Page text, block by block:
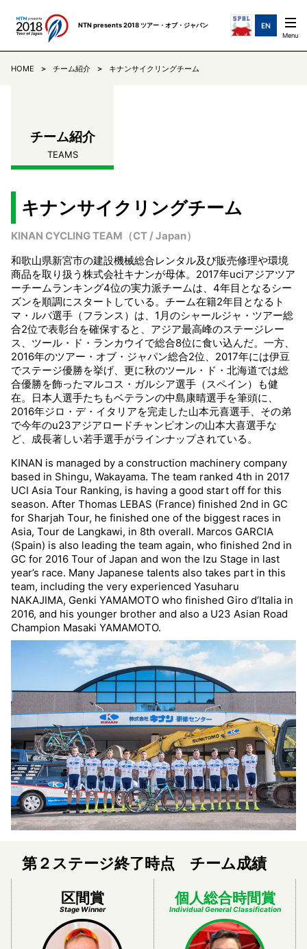
NTN presents 2018 ツアー・オブ・ジャパン
ステージ紹介 STAGES
ニュース
RESULTS
コミュニケ COMMUNIQUE
TOJについて ABOUT
観戦について GUIDE
過去の大会 HISTORY
オンラインショップ ONLINE SHOP
Twitter Twitter
Facebook Facebook
HOME チーム紹介 キナンサイクリングチーム
チーム紹介
TEAMS
キナンサイクリングチーム
KINAN CYCLING TEAM（CT / Japan）
和歌山県新宮市の建設機械総合レンタル及び販売修理や環境
商品を取り扱う株式会社キナンが母体。2017年uciアジアツア
ーチームランキング4位の実力派チームは、4年目となるシー
ズンを順調にスタートしている。チーム在籍2年目となるト
マ・ルバ選手（フランス）は、1月のシャールジャ・ツアー総
合2位で表彰台を確保すると、アジア最高峰のステージレー
ス、ツール・ド・ランカウイで総合8位に食い込んだ。一方、
2016年のツアー・オブ・ジャパン総合2位、2017年には伊豆
でステージ優勝を挙げ、更に秋のツール・ド・北海道では総
合優勝を飾ったマルコス・ガルシア選手（スペイン）も健
在。日本人選手たちもベテランの中島康晴選手を筆頭に、
2016年ジロ・デ・イタリアを完走した山本元喜選手、その弟
で今年のu23アジアロードチャンピオンの山本大喜選手な
ど、成長著しい若手選手がラインナップされている。
KINAN is managed by a construction machinery company
based in Shingu, Wakayama. The team ranked 4th in 2017
UCI Asia Tour Ranking, is having a good start off for this
season. After Thomas LEBAS (France) finished 2nd in GC
for Sharjah Tour, he finished one of the biggest races in
Asia, Tour de Langkawi, in 8th overall. Marcos GARCIA
(Spain) is also leading the team again, who finished 2nd in
GC for 2016 Tour of Japan and won the Izu Stage in last
year’s race. Many Japanese talents also takes part in this
team, including the very experienced Yasuharu
NAKAJIMA, Genki YAMAMOTO who finished Giro d’Italia in
2016, and his younger brother and also a U23 Asian Road
Champion Masaki YAMAMOTO.
第２ステージ終了時点 チーム成績
区間賞
Stage Winner
個人総合時間賞
Individual General Classification